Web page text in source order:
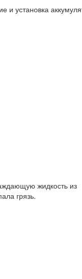
и установка
жидкость из
грязь.